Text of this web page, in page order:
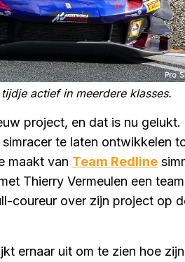
actief in meerdere klasses.
project, en dat is nu
te laten ontwikkelen
maakt van Team Redline
Thierry Vermeulen een
coureur over zijn project op
ernaar uit om te zien hoe